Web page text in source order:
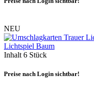
NEU
Lichtspiel Baum
Inhalt 6 Stück
Preise nach Login sichtbar!